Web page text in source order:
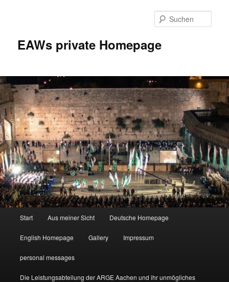
EAWs private Homepage
Start Aus meiner Sicht Deutsche Homepage
English Homepage Gallery Impressum
personal messages
Die Leistungsabteilung der ARGE Aachen und ihr unmögliches